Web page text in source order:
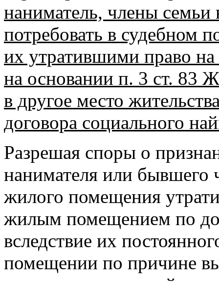
наниматель, члены семьи
потребовать в судебном
их утратившими право
на основании п. 3 ст. 83
в другое место
договора социального
Разрешая споры о
нанимателя или бывшего
жилого помещения
жилым помещением по
вследствие их
помещении по причине